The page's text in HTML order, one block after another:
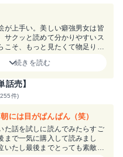
が上手い。美しい癖強男女は皆
サクッと読めて分かりやすいス
こそ、もっと見たくて物足りな
続きを読む
話売】
件)
には目がぱんぱん（笑）
た話を試しに読んでみたらすご
まで一気に購入して読みまし
いたし最後までとっても素敵な